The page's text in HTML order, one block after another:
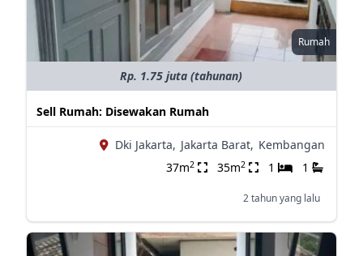
Rumah
Rp. 1.75 juta (tahunan)
Sell Rumah: Disewakan Rumah
Dki Jakarta, Jakarta Barat, Kembangan
37m2 35m2 1 1
2 tahun yang lalu